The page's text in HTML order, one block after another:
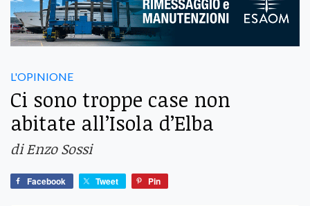
L'OPINIONE
Ci sono troppe case non
abitate all’Isola d’Elba
di Enzo Sossi
Facebook Tweet Pin